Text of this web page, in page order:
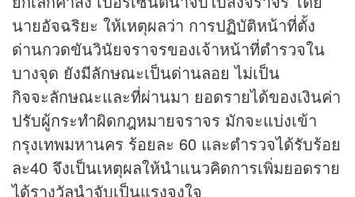
นายอัจฉริยะ ให้เหตุผลว่า การปฏิบัติหน้าที่ตั้ง
ด่านกวดขันวินัยจราจรของเจ้าหน้าที่ตำรวจใน
บางจุด ยังมีลักษณะเป็นด่านลอย ไม่เป็น
กิจจะลักษณะและที่ผ่านมา ยอดรายได้ของเงินค่า
ปรับผู้กระทำผิดกฎหมายจราจร มักจะแบ่งเข้า
กรุงเทพมหานคร ร้อยละ 60 และตำรวจได้รับร้อย
ละ40 จึงเป็นเหตุผลให้นำแนวคิดการเพิ่มยอดราย
ได้รางวัลนำจับเป็นแรงจูงใจ